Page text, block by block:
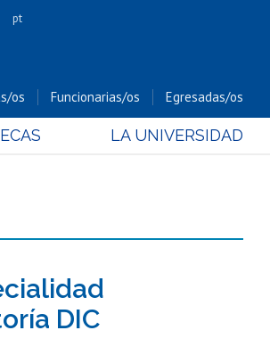
pt
os Funcionarias/os Egresadas/os
LA UNIVERSIDAD
DIC